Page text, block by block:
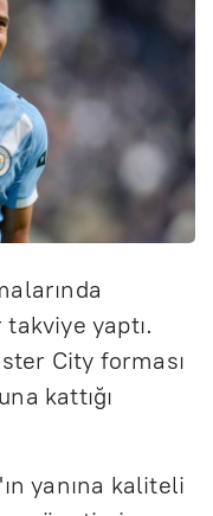
yaptı.
City forması
kattığı
yanına kaliteli